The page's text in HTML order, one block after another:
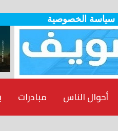
سياسة الخصوصية
مبادرات أحوال الناس